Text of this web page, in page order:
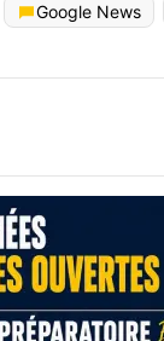
Google News